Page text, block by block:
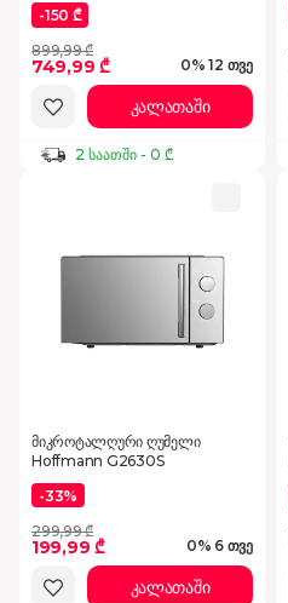
-150 ₾
899,99 ₾
749,99 ₾ 0% 12 თვე
2 საათში - 0 ₾
კალათაში
მიკროტალღური ღუმელი
Hoffmann G2630S
-33%
299,99 ₾
199,99 ₾ 0% 6 თვე
კალათაში